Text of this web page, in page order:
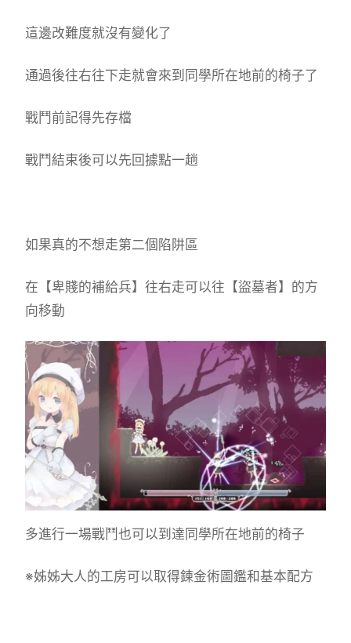
這邊改難度就沒有變化了
通過後往右往下走就會來到同學所在地前的椅子了
戰鬥前記得先存檔
戰鬥結束後可以先回據點一趟
如果真的不想走第二個陷阱區
在【卑賤的補給兵】往右走可以往【盜墓者】的方
向移動
多進行一場戰鬥也可以到達同學所在地前的椅子
※姊姊大人的工房可以取得鍊金術圖鑑和基本配方